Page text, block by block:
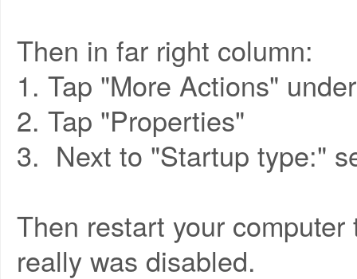
Then in far right column:
1. Tap "More Actions"
2. Tap "Properties"
3. Next to "Startup type:"
Then restart your
really was disabled.